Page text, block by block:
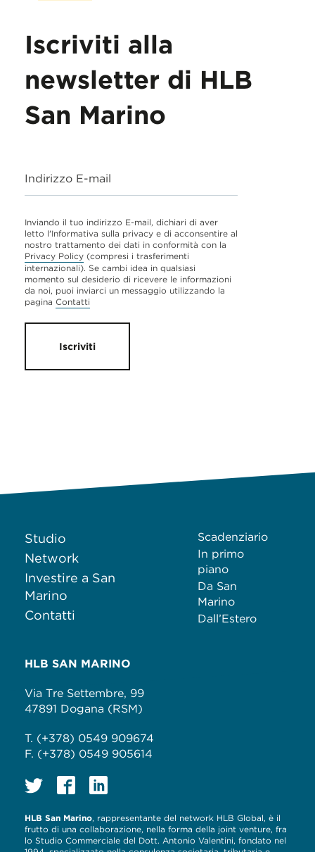
Iscriviti alla
newsletter di HLB
San Marino
Indirizzo E-mail
Inviando il tuo indirizzo E-mail, dichiari di aver
letto l'Informativa sulla privacy e di acconsentire al
nostro trattamento dei dati in conformità con la
Privacy Policy (compresi i trasferimenti
internazionali). Se cambi idea in qualsiasi
momento sul desiderio di ricevere le informazioni
da noi, puoi inviarci un messaggio utilizzando la
pagina Contatti
Iscriviti
Studio
Network
Investire a San
Marino
Contatti
Scadenziario
In primo
piano
Da San
Marino
Dall’Estero
HLB SAN MARINO
Via Tre Settembre, 99
47891 Dogana (RSM)
T. (+378) 0549 909674
F. (+378) 0549 905614
HLB San Marino, rappresentante del network HLB Global, è il
frutto di una collaborazione, nella forma della joint venture, fra
lo Studio Commerciale del Dott. Antonio Valentini, fondato nel